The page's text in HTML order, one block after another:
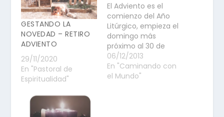
GESTANDO LA
NOVEDAD – RETIRO
ADVIENTO
29/11/2020
En "Pastoral de
Espiritualidad"
El Adviento es el
comienzo del Año
Litúrgico, empieza el
domingo más
próximo al 30 de
noviembre y termina
el 24 de diciembre.
Son los cuatro
06/12/2013
En "Caminando con
el Mundo"